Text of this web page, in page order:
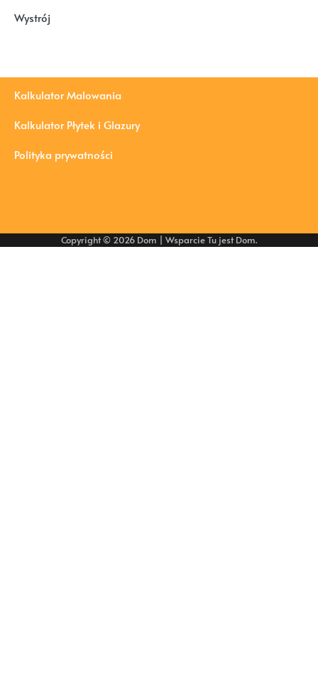
Wystrój
Kalkulator Malowania
Kalkulator Płytek i Glazury
Polityka prywatności
Copyright © 2026 Dom | WsparcieTu jest Dom.